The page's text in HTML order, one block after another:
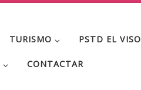
TURISMO PSTD EL VISO
CONTACTAR